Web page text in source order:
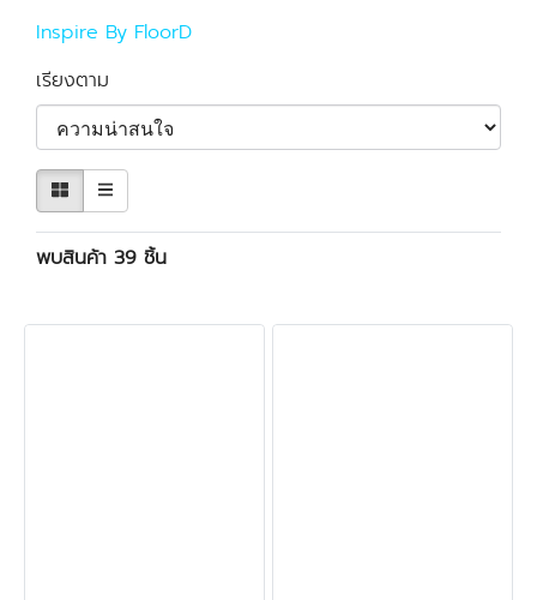
Inspire By FloorD
เรียงตาม
พบสินค้า 39 ชิ้น